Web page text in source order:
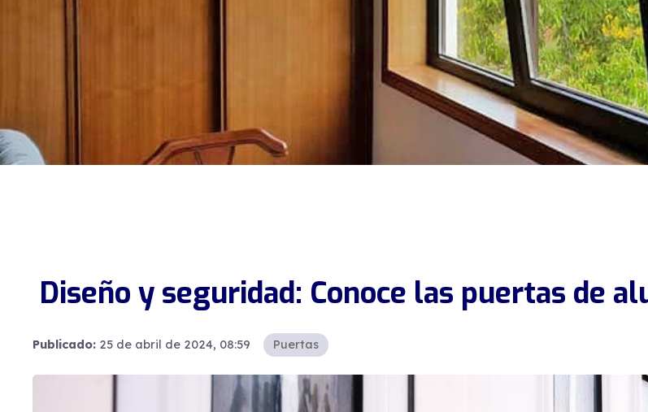
Diseño y seguridad: Conoce las puertas de
Publicado: 25 de abril de 2024, 08:59 Puertas